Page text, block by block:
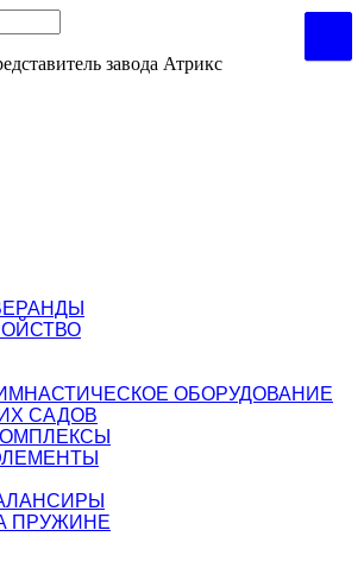
завода Атрикс
ОБОРУДОВАНИЕ
САДОВ
ПРУЖИНЕ